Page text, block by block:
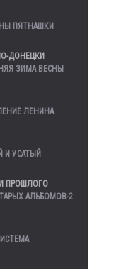
ПЯТНАШКИ
ДОНЕЦКИ
ЗИМА ВЕСНЫ
ЛЕНИНА
И УСАТЫЙ
ПРОШЛОГО
АЛЬБОМОВ-2